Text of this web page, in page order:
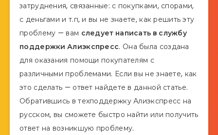
затруднения, связанные: с покупками, спорами,
с деньгами и т.п, и вы не знаете, как решить эту
проблему — вам следует написать в службу
поддержки Алиэкспресс. Она была создана
для оказания помощи покупателям с
различными проблемами. Если вы не знаете, как
это сделать — ответ найдете в данной статье.
Обратившись в техподдержку Алиэкспресс на
русском, вы сможете быстро найти или получить
ответ на возникшую проблему.